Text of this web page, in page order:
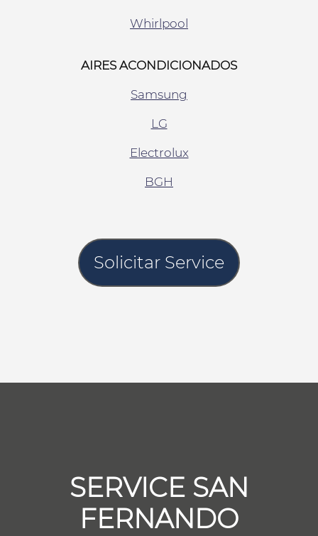
Whirlpool
AIRES ACONDICIONADOS
Samsung
LG
Electrolux
BGH
Solicitar Service
SERVICE SAN
FERNANDO